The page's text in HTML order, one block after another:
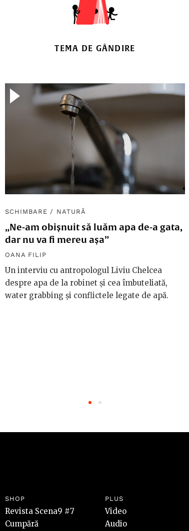
TEMA DE GÂNDIRE
SCHIMBARE / NATURĂ
„Ne-am obișnuit să luăm apa de-a gata,
dar nu va fi mereu așa”
OANA FILIP
Un interviu cu antropologul Liviu Chelcea
despre apa de la robinet și cea îmbuteliată,
water grabbing și conflictele legate de apă.
SHOP
Revista Scena9 #7
Cumpără
PLUS
Video
Audio